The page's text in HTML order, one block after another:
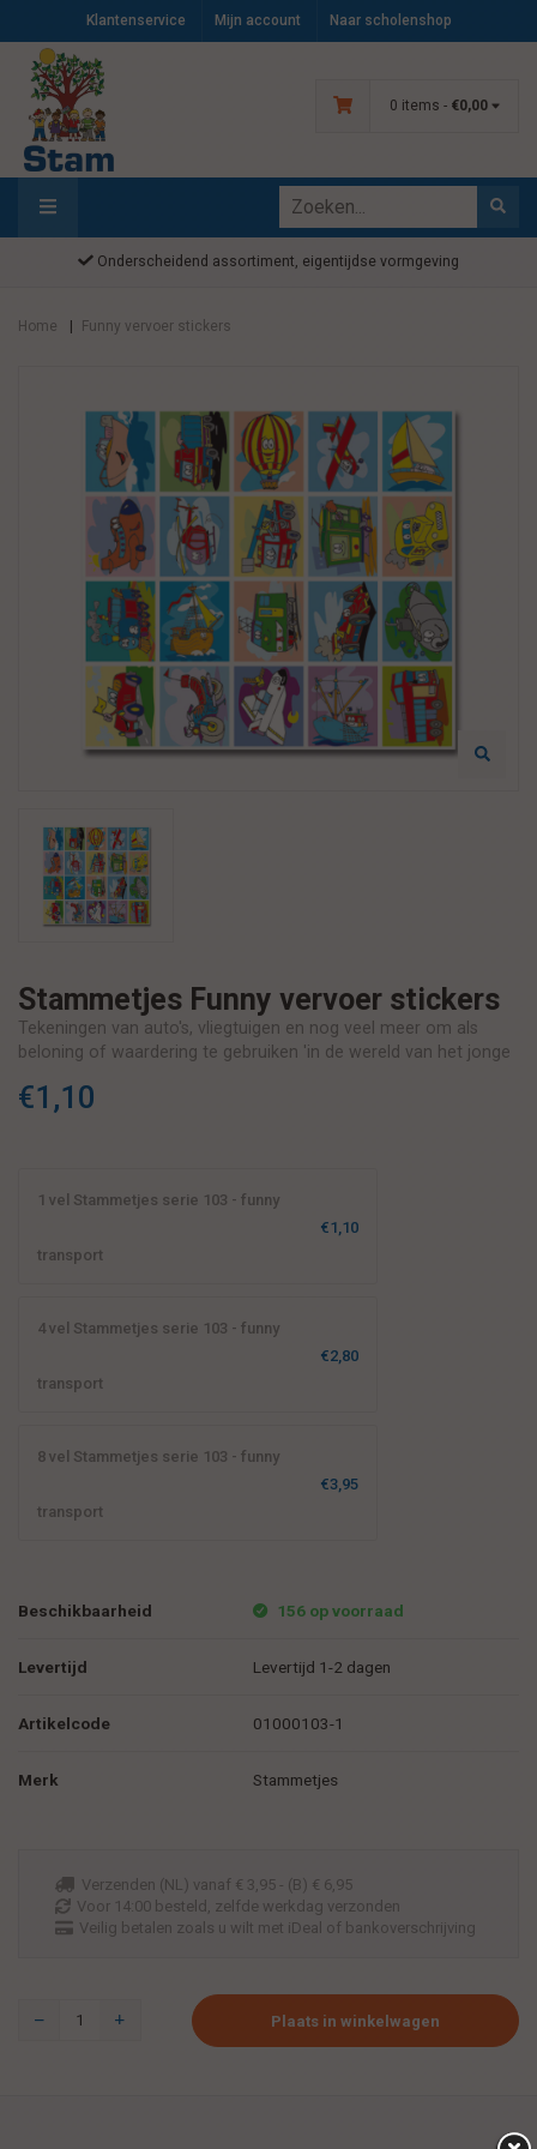
Klantenservice Mijn account Naar scholenshop
0 items - €0,00
Onderscheidend assortiment, eigentijdse vormgeving
Home Funny vervoer stickers
Stammetjes Funny vervoer stickers
Tekeningen van auto's, vliegtuigen en nog veel meer om als
beloning of waardering te gebruiken 'in de wereld van het jonge
€1,10
1 vel Stammetjes serie 103 - funny
transport
€1,10
4 vel Stammetjes serie 103 - funny
transport
€2,80
8 vel Stammetjes serie 103 - funny
transport
€3,95
Beschikbaarheid 156 op voorraad
Levertijd Levertijd 1-2 dagen
Artikelcode 01000103-1
Merk Stammetjes
Verzenden (NL) vanaf € 3,95 - (B) € 6,95
Voor 14:00 besteld, zelfde werkdag verzonden
Veilig betalen zoals u wilt met iDeal of bankoverschrijving
Plaats in winkelwagen